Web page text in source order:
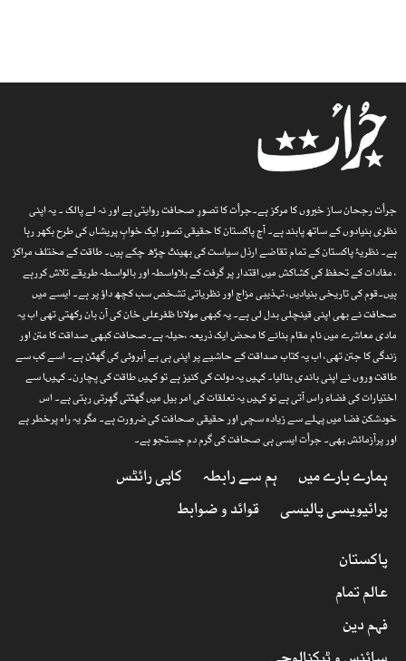
جرأت رجحان ساز خبروں کا مرکز ہے۔جرأت کا تصورِ صحافت روایتی ہے اور نہ لے پالک ۔ یہ اپنی
نظری بنیادوں کے ساتھ پابند ہے۔ آج پاکستان کا حقیقی تصور ایک خوابِ پریشاں کی طرح بکھر رہا
ہے۔ نظریۂ پاکستان کے تمام تقاضے ارذل سیاست کی بھینٹ چڑھ چکے ہیں۔ طاقت کے مختلف مراکز
، مفادات کے تحفظ کی کشاکش میں اقتدار پر گرفت کے بلاواسطہ اور بالواسطہ طریقے تلاش کررہے
ہیں۔قوم کی تاریخی بنیادیں، تہذیبی مزاج اور نظریاتی تشخص سب کچھ داؤ پر ہے۔ ایسے میں
صحافت نے بھی اپنی قینچلی بدل لی ہے۔ یہ کبھی مولانا ظفرعلی خان کی آن بان رکھتی تھی اب یہ
مادی معاشرے میں نام مقام بنانے کا محض ایک ذریعہ ،حیلہ ہے۔صحافت کبھی صداقت کا متن اور
زندگی کا جتن تھی، اب یہ کتاب صداقت کے حاشیے پر اپنی ہی بے آبروئی کی گھٹن ہے۔ اسے کب سے
طاقت وروں نے اپنی باندی بنالیا۔ کہیں یہ دولت کی کنیز ہے تو کہیں طاقت کی پچارن۔ کہیںا سے
اختیارات کی فضاء راس آتی ہے تو کہیں یہ تعلقات کی امر بیل میں گھٹتی گھِرتی رہتی ہے۔ اس
خودشکن فضا میں پہلے سے زیادہ سچی اور حقیقی صحافت کی ضرورت ہے۔ مگر یہ راہ پرخطر ہے
اور پرآزمائش بھی۔ جرأت ایسی ہی صحافت کی گرم دم جستجو ہے۔
ہمارے بارے میں ہم سے رابطہ
کاپی رائٹس
پرائیویسی پالیسی
قوائد و ضوابط
پاکستان
عالم تمام
فہم دین